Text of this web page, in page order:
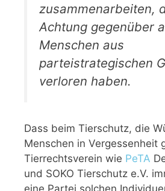
zusammenarbeiten,
Achtung gegenüber
Menschen aus
parteistrategischen
verloren haben.
Dass beim Tierschutz, die
Menschen in Vergessenheit
Tierrechtsverein wie PeTA
und SOKO Tierschutz e.V.
eine Partei solchen